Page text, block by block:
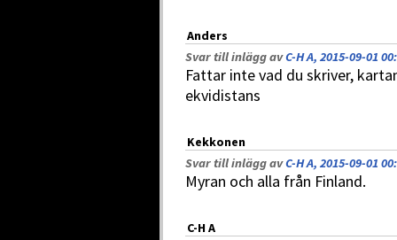
Anders
Svar till inlägg avC-H A, 2015-09-01
Fattar inte vad du skriver,
ekvidistans
Kekkonen
Svar till inlägg avC-H A, 2015-09-01
Myran och alla från Finland.
C-H A